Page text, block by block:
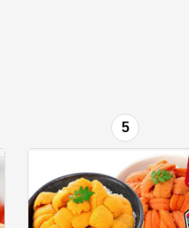
災害時の即時対応だけではな
ど市民の暮らしを支えるために必
5